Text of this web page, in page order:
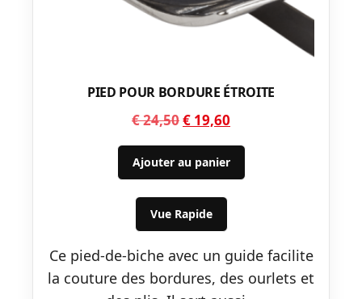
PIED POUR BORDURE ÉTROITE
€24,50Le
prix
initial
était :
€ 24,50.
€ 19,60
prix
actuel
est :
Ajouter au panier
Vue Rapide
Ce pied-de-biche avec un guide facilite
la couture des bordures, des ourlets et